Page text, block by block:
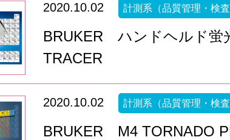
2020.10.02 計測系（品質管理・検査
BRUKER ハンドヘルド蛍
TRACER
2020.10.02 計測系（品質管理・検査
BRUKER M4 TORNADO